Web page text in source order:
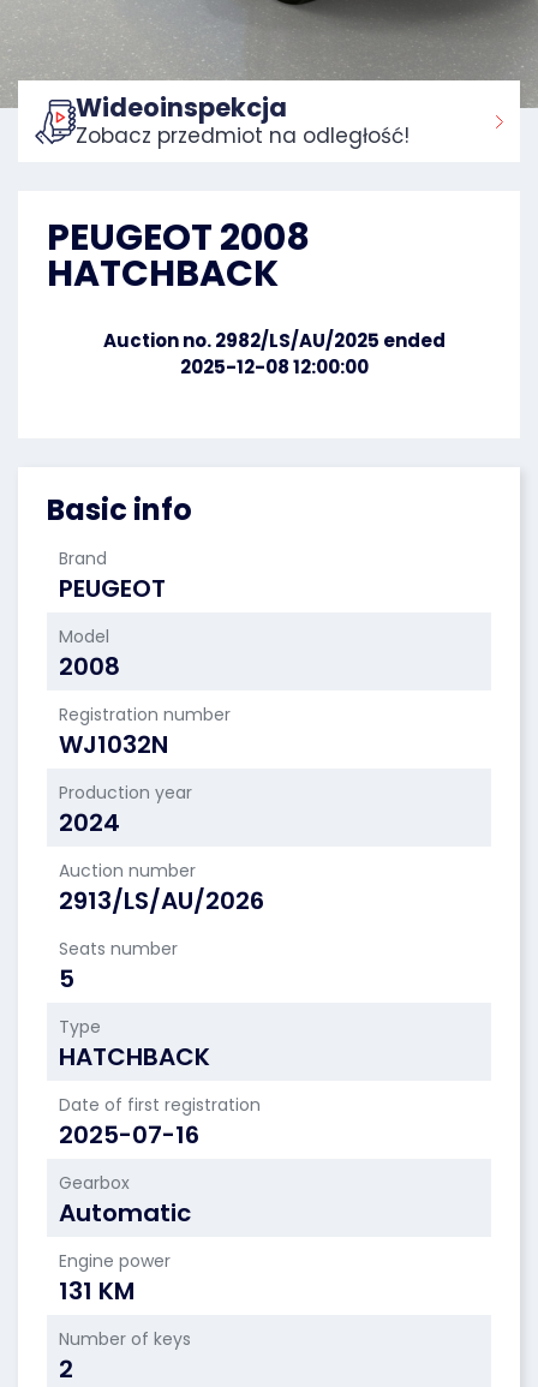
Home:
Basic info
Brand
PEUGEOT
Model
2008
Registration number
WJ1032N
Production year
2024
Auction number
2913/LS/AU/2026
Seats number
5
Type
HATCHBACK
Date of first registration
2025-07-16
Gearbox
Automatic
Engine power
131 KM
Number of keys
2
Wideoinspekcja
Zobacz przedmiot na odległość!
PEUGEOT 2008
HATCHBACK
Auction no. 2982/LS/AU/2025 ended
2025-12-08 12:00:00